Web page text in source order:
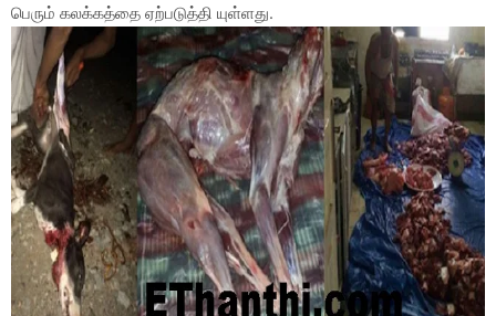
பெரும் கலக்கத்தை ஏற்படுத்தி யுள்ளது.